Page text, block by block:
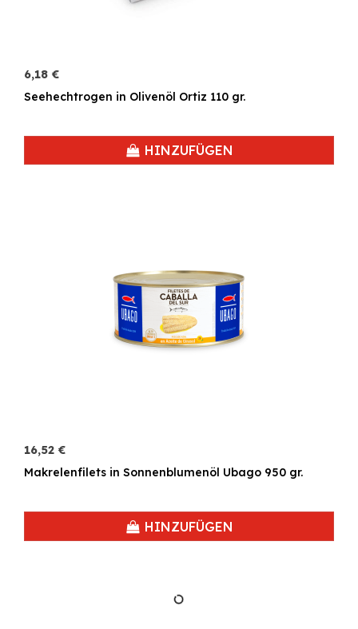
6,18 €
Seehechtrogen in Olivenöl Ortiz 110 gr.
HINZUFÜGEN
16,52 €
Makrelenfilets in Sonnenblumenöl Ubago 950 gr.
HINZUFÜGEN